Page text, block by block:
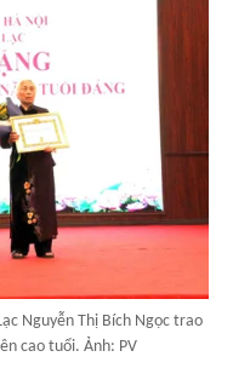
Nguyễn Thị Bích Ngọc trao
cao tuổi. Ảnh: PV